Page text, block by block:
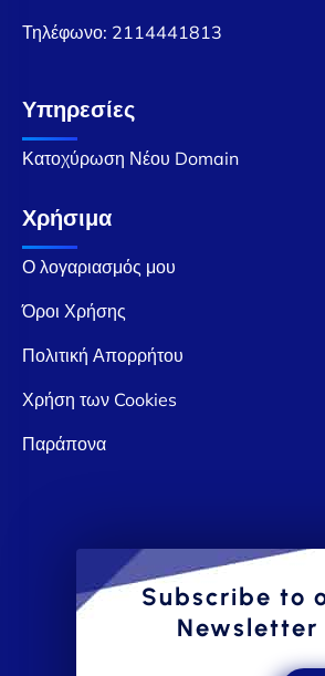
Τηλέφωνο: 2114441813
Υπηρεσίες
Κατοχύρωση Νέου Domain
Χρήσιμα
Ο λογαριασμός μου
Όροι Χρήσης
Πολιτική Απορρήτου
Χρήση των Cookies
Παράπονα
Subscribe to
Newsletter